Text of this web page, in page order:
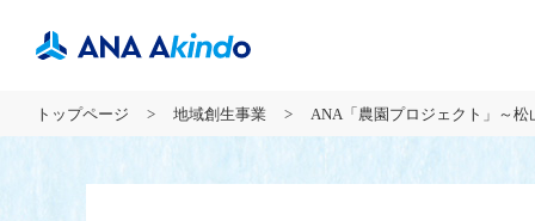
トップページ 地域創生事業 ANA「農園プロジェクト」～松